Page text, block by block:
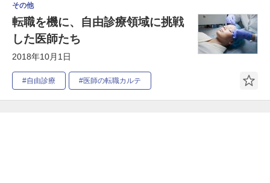
その他
転職を機に、自由診療領域に挑戦
した医師たち
2018年10月1日
#自由診療 #医師の転職カルテ